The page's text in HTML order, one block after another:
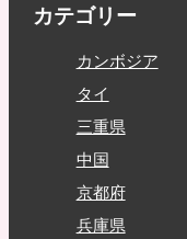
カテゴリー
カンボジア
タイ
三重県
中国
京都府
兵庫県